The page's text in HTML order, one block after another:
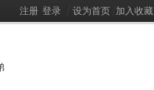
注册 登录 设为首页 加入收藏